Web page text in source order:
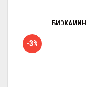
БИОКАМИН
-3%